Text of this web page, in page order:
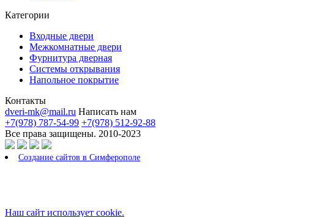
Категории
Входные двери
Межкомнатные двери
Фурнитура дверная
Системы открывания
Напольное покрытие
Контакты
dveri-mk@mail.ru Написать нам
+7(978) 787-54-99 +7(978) 512-92-88
Все права защищены. 2010-2023
Создание сайтов в Симферополе
Наш сайт использует cookie.